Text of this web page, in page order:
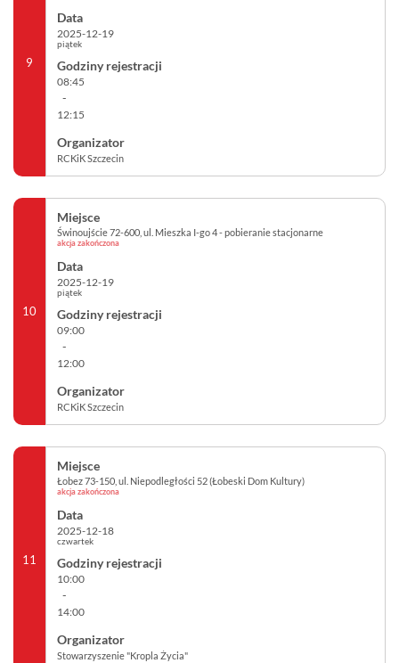
9
2025-12-19
piątek
08:45
-
12:15
RCKiK Szczecin
10
Świnoujście 72-600, ul. Mieszka I-go 4 - pobieranie stacjonarne
akcja zakończona
2025-12-19
piątek
09:00
-
12:00
RCKiK Szczecin
11
Łobez 73-150, ul. Niepodległości 52 (Łobeski Dom Kultury)
akcja zakończona
2025-12-18
czwartek
10:00
-
14:00
Stowarzyszenie "Kropla Życia"